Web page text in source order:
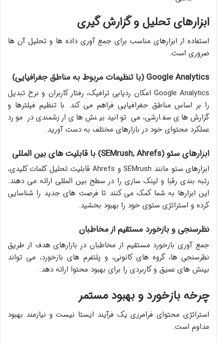
ابزارهای تحلیل و گزارش گیری
استفاده از ابزارهای مناسب برای جمع آوری داده ها و تحلیل آن ها
ضروری است.
Google Analytics (با تنظیمات مربوط به مناطق جغرافیایی)
Google Analytics امکان ردیابی ترافیک، رفتار کاربران و نرخ تبدیل
را بر اساس مناطق جغرافیایی فراهم می کند. با تنظیم فیلترها و
گزارش های سفارشی، می توانید بینش های ارزشمندی در مورد
عملکرد محتوای خود در بازارهای مختلف به دست آورید.
ابزارهای سئو (SEMrush, Ahrefs) با قابلیت های بین المللی
ابزارهای سئو مانند SEMrush و Ahrefs قابلیت تحلیل کلمات کلیدی،
رتبه بندی رقبا و لینک سازی را در سطح بین المللی ارائه می دهند.
این ابزارها به شما کمک می کنند تا فرصت های جدید را شناسایی
کرده و استراتژی سئوی خود را بهبود بخشید.
نظرسنجی و بازخورد مستقیم از مخاطبان
جمع آوری بازخورد مستقیم از مخاطبان در بازارهای هدف از طریق
نظرسنجی ها، گروه های کانونی، و پلتفرم های بازخورد، می تواند
بینش های عمیق و کاربردی را برای بهبود محتوا ارائه دهد.
چرخه بازخورد و بهبود مستمر
استراتژی محتوای فرامرزی یک فرآیند ایستا نیست و نیازمند بهبود
مداوم است.